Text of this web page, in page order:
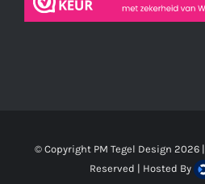
© Copyright PM Tegel Design 2026 |
Reserved | Hosted By